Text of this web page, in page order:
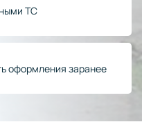
ТС
оформления заранее